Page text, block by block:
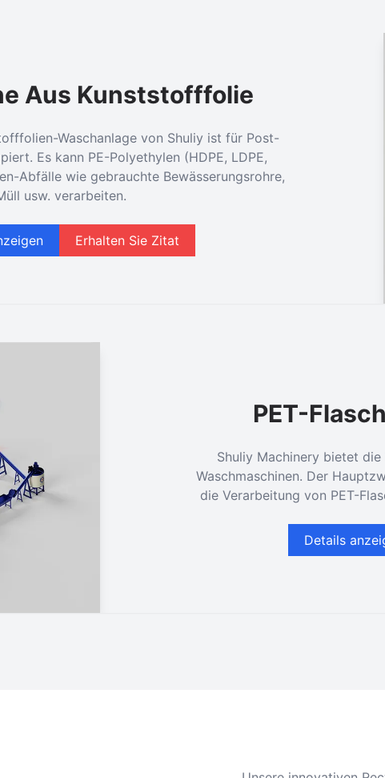
Aus Kunststofffolie
Waschanlage von Shuliy ist für Post-
Es kann PE-Polyethylen (HDPE, LDPE,
Abfälle wie gebrauchte Bewässerungsrohre,
usw. verarbeiten.
Erhalten Sie Zitat
PET-
Shuliy Machinery bietet
Waschmaschinen. Der
die Verarbeitung von PET-
Details